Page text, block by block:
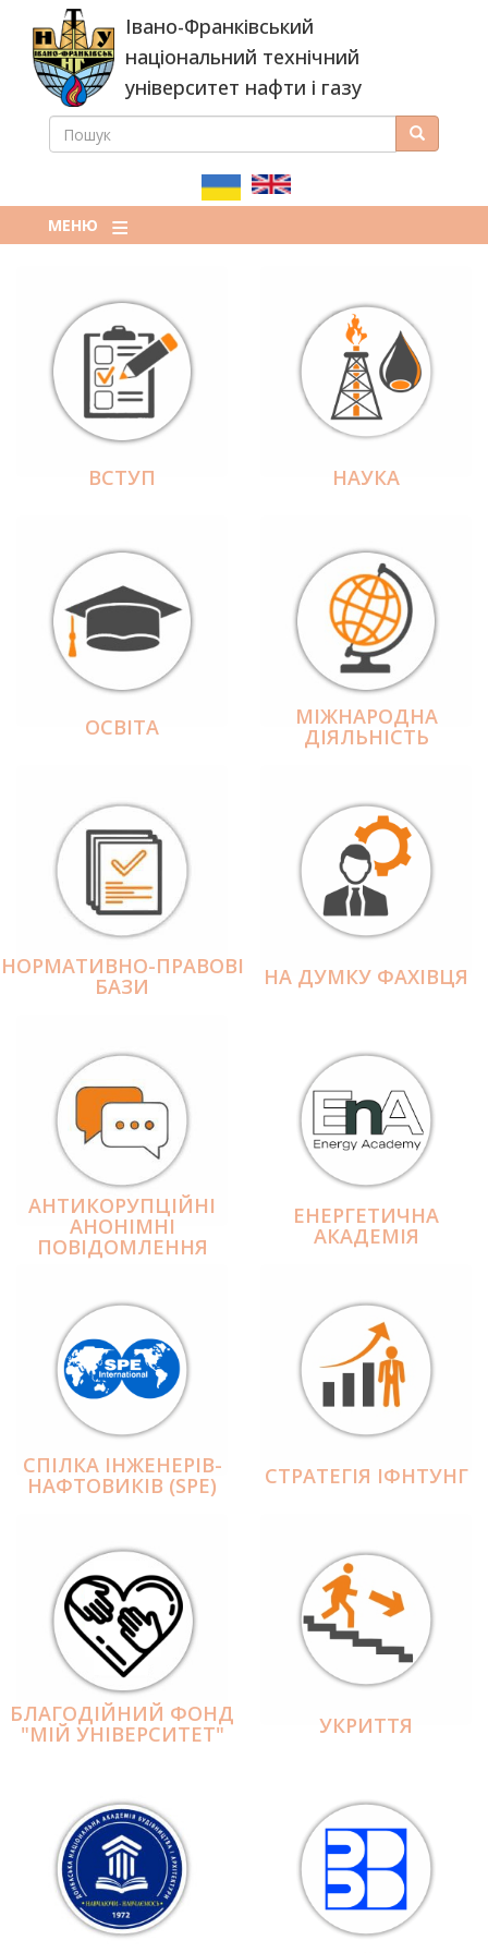
основного
вмісту
Івано-Франківський
національний технічний
університет нафти і газу
ПОШУКОВА
ПОШУК Пошук
МЕНЮ
ВСТУП НАУКА
ОСВІТА МІЖНАРОДНА
ДІЯЛЬНІCТЬ
НОРМАТИВНО-ПРАВОВІ
БАЗИ НА ДУМКУ ФАХІВЦЯ
АНТИКОРУПЦІЙНІ
АНОНІМНІ
ПОВІДОМЛЕННЯ
ЕНЕРГЕТИЧНА
АКАДЕМІЯ
СПІЛКА ІНЖЕНЕРІВ-
НАФТОВИКІВ (SPE) СТРАТЕГІЯ ІФНТУНГ
БЛАГОДІЙНИЙ ФОНД
"МІЙ УНІВЕРСИТЕТ" УКРИТТЯ